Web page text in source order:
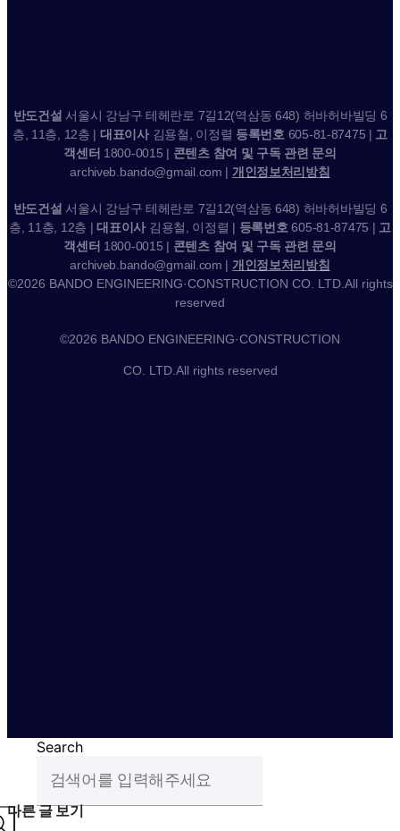
반도건설 서울시 강남구 테헤란로 7길12(역삼동 648) 허바허바빌딩 6
층, 11층, 12층 | 대표이사김용철, 이정렬 등록번호 605-81-87475 | 고
객센터 1800-0015 | 콘텐츠 참여 및 구독 관련 문의
archiveb.bando@gmail.com | 개인정보처리방침
반도건설 서울시 강남구 테헤란로 7길12(역삼동 648) 허바허바빌딩 6
층, 11층, 12층 |대표이사 김용철, 이정렬 | 등록번호 605-81-87475 | 고
객센터 1800-0015 | 콘텐츠 참여 및 구독 관련 문의
archiveb.bando@gmail.com | 개인정보처리방침
©2026 BANDO ENGINEERING·CONSTRUCTION CO. LTD.All rights
reserved
©2026 BANDO ENGINEERING·CONSTRUCTION
CO. LTD.All rights reserved
Search
다른 글 보기